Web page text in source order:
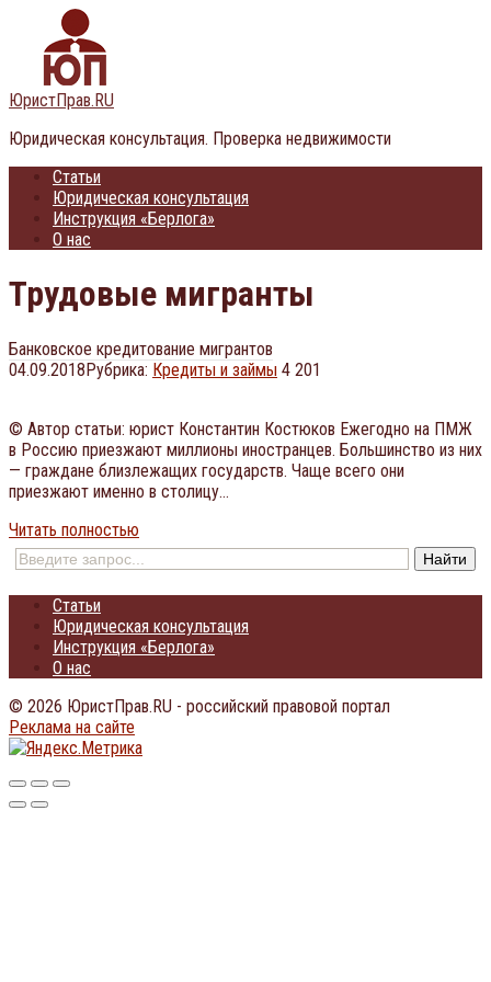
Перейти
контенту
ЮристПрав.RU
Юридическая консультация. Проверка недвижимости
Статьи
Юридическая консультация
Инструкция «Берлога»
О нас
Трудовые мигранты
Банковское кредитование мигрантов
04.09.2018Рубрика: Кредиты и займы 4 201
© Автор статьи: юрист Константин Костюков Ежегодно на ПМЖ
в Россию приезжают миллионы иностранцев. Большинство из них
— граждане близлежащих государств. Чаще всего они
приезжают именно в столицу…
Читать полностью
Статьи
Юридическая консультация
Инструкция «Берлога»
О нас
© 2026 ЮристПрав.RU - российский правовой портал
Реклама на сайте